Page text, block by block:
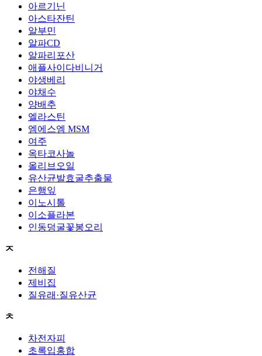
아르기닌
아스타잔틴
알부민
알파CD
알파리포산
애플사이다비니거
야생베리
야채수
양배추
엘라스틴
엠에스엠 MSM
여주
옥타코사놀
올리브오일
유산균발효굴추출물
은행잎
이노시톨
이소플라본
인동덩굴꽃봉오리
ㅈ
전해질
제비집
질유래·질유산균
ㅊ
차전자피
초록입홍합